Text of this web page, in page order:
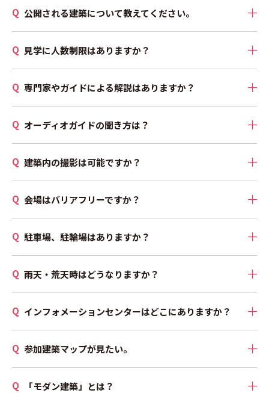
公開される建築について教えてください。
見学に人数制限はありますか？
専門家やガイドによる解説はありますか？
オーディオガイドの聞き方は？
建築内の撮影は可能ですか？
会場はバリアフリーですか？
駐車場、駐輪場はありますか？
雨天・荒天時はどうなりますか？
インフォメーションセンターはどこにありますか？
参加建築マップが見たい。
「モダン建築」とは？